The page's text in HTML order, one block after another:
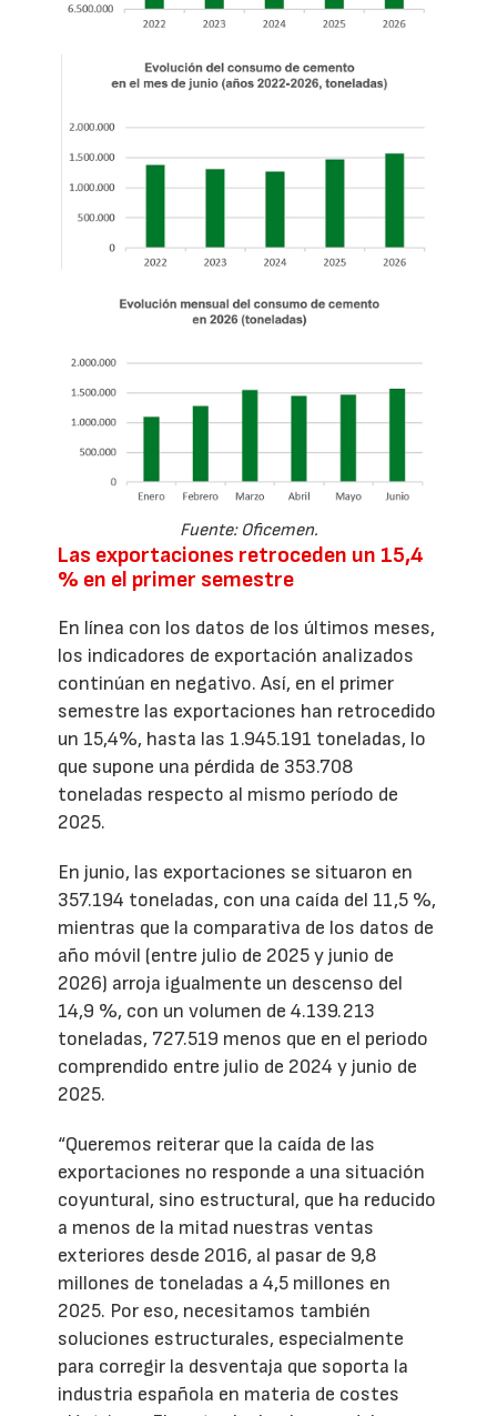
Fuente: Oficemen.
Las exportaciones retroceden un 15,4
% en el primer semestre
En línea con los datos de los últimos meses,
los indicadores de exportación analizados
continúan en negativo. Así, en el primer
semestre las exportaciones han retrocedido
un 15,4%, hasta las 1.945.191 toneladas, lo
que supone una pérdida de 353.708
toneladas respecto al mismo período de
2025.
En junio, las exportaciones se situaron en
357.194 toneladas, con una caída del 11,5 %,
mientras que la comparativa de los datos de
año móvil (entre julio de 2025 y junio de
2026) arroja igualmente un descenso del
14,9 %, con un volumen de 4.139.213
toneladas, 727.519 menos que en el periodo
comprendido entre julio de 2024 y junio de
2025.
“Queremos reiterar que la caída de las
exportaciones no responde a una situación
coyuntural, sino estructural, que ha reducido
a menos de la mitad nuestras ventas
exteriores desde 2016, al pasar de 9,8
millones de toneladas a 4,5 millones en
2025. Por eso, necesitamos también
soluciones estructurales, especialmente
para corregir la desventaja que soporta la
industria española en materia de costes